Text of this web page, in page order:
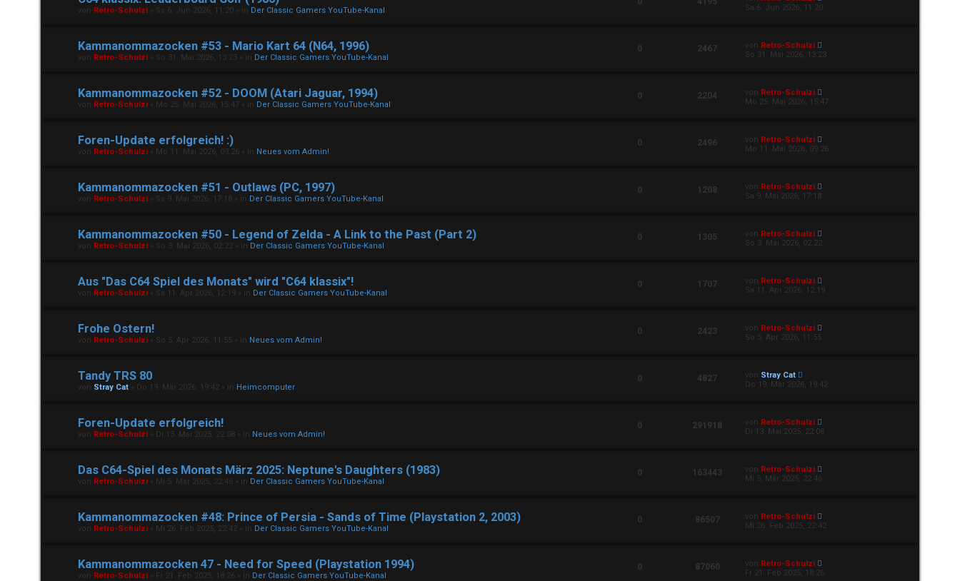
von Retro-Schulzi Sa 6. Jun 2026, 11:20 » in Der Classic Gamers YouTube-Kanal
Sa 6. Jun 2026, 11:20
Kammanommazocken #53 - Mario Kart 64 (N64, 1996)
von Retro-Schulzi So 31. Mai 2026, 13:23 » in Der Classic Gamers YouTube-Kanal
0 2467 von Retro-Schulzi
So 31. Mai 2026, 13:23
Kammanommazocken #52 - DOOM (Atari Jaguar, 1994)
von Retro-Schulzi Mo 25. Mai 2026, 15:47 » in Der Classic Gamers YouTube-Kanal
0 2204 von Retro-Schulzi
Mo 25. Mai 2026, 15:47
Foren-Update erfolgreich! :)
von Retro-Schulzi Mo 11. Mai 2026, 09:26 » in Neues vom Admin!
0 2496 von Retro-Schulzi
Mo 11. Mai 2026, 09:26
Kammanommazocken #51 - Outlaws (PC, 1997)
von Retro-Schulzi Sa 9. Mai 2026, 17:18 » in Der Classic Gamers YouTube-Kanal
0 1208 von Retro-Schulzi
Sa 9. Mai 2026, 17:18
Kammanommazocken #50 - Legend of Zelda - A Link to the Past (Part 2)
von Retro-Schulzi So 3. Mai 2026, 02:22 » in Der Classic Gamers YouTube-Kanal
0 1305 von Retro-Schulzi
So 3. Mai 2026, 02:22
Aus "Das C64 Spiel des Monats" wird "C64 klassix"!
von Retro-Schulzi Sa 11. Apr 2026, 12:19 » in Der Classic Gamers YouTube-Kanal
0 1707 von Retro-Schulzi
Sa 11. Apr 2026, 12:19
Frohe Ostern!
von Retro-Schulzi So 5. Apr 2026, 11:55 » in Neues vom Admin!
0 2423 von Retro-Schulzi
So 5. Apr 2026, 11:55
Tandy TRS 80
von Stray Cat Do 19. Mär 2026, 19:42 » in Heimcomputer
0 4827 von Stray Cat
Do 19. Mär 2026, 19:42
Foren-Update erfolgreich!
von Retro-Schulzi Di 13. Mai 2025, 22:08 » in Neues vom Admin!
0 291918 von Retro-Schulzi
Di 13. Mai 2025, 22:08
Das C64-Spiel des Monats März 2025: Neptune's Daughters (1983)
von Retro-Schulzi Mi 5. Mär 2025, 22:46 » in Der Classic Gamers YouTube-Kanal
0 163443 von Retro-Schulzi
Mi 5. Mär 2025, 22:46
Kammanommazocken #48: Prince of Persia - Sands of Time (Playstation 2, 2003)
von Retro-Schulzi Mi 26. Feb 2025, 22:42 » in Der Classic Gamers YouTube-Kanal
0 86507 von Retro-Schulzi
Mi 26. Feb 2025, 22:42
Kammanommazocken 47 - Need for Speed (Playstation 1994)
von Retro-Schulzi Fr 21. Feb 2025, 18:26 » in Der Classic Gamers YouTube-Kanal
0 87060 von Retro-Schulzi
Fr 21. Feb 2025, 18:26